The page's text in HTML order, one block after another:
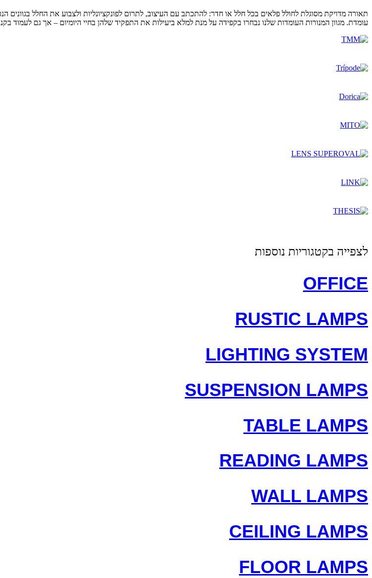
תאורה מדויקת מסוגלת לחולל פלאים בכל חלל או חדר: להתכתב עם העיצוב, לתרום לפונקציונליות ולצבוע את החלל בגוונים
עומדת. מגוון המנורות העומדות שלנו נבחרו בקפידה על מנת למלא ביעילות את התפקיד שלהן בחיי היומיום – אך גם לעמוד
לצפייה בקטגוריות נוספות
OFFICE
RUSTIC LAMPS
LIGHTING SYSTEM
SUSPENSION LAMPS
TABLE LAMPS
READING LAMPS
WALL LAMPS
CEILING LAMPS
FLOOR LAMPS